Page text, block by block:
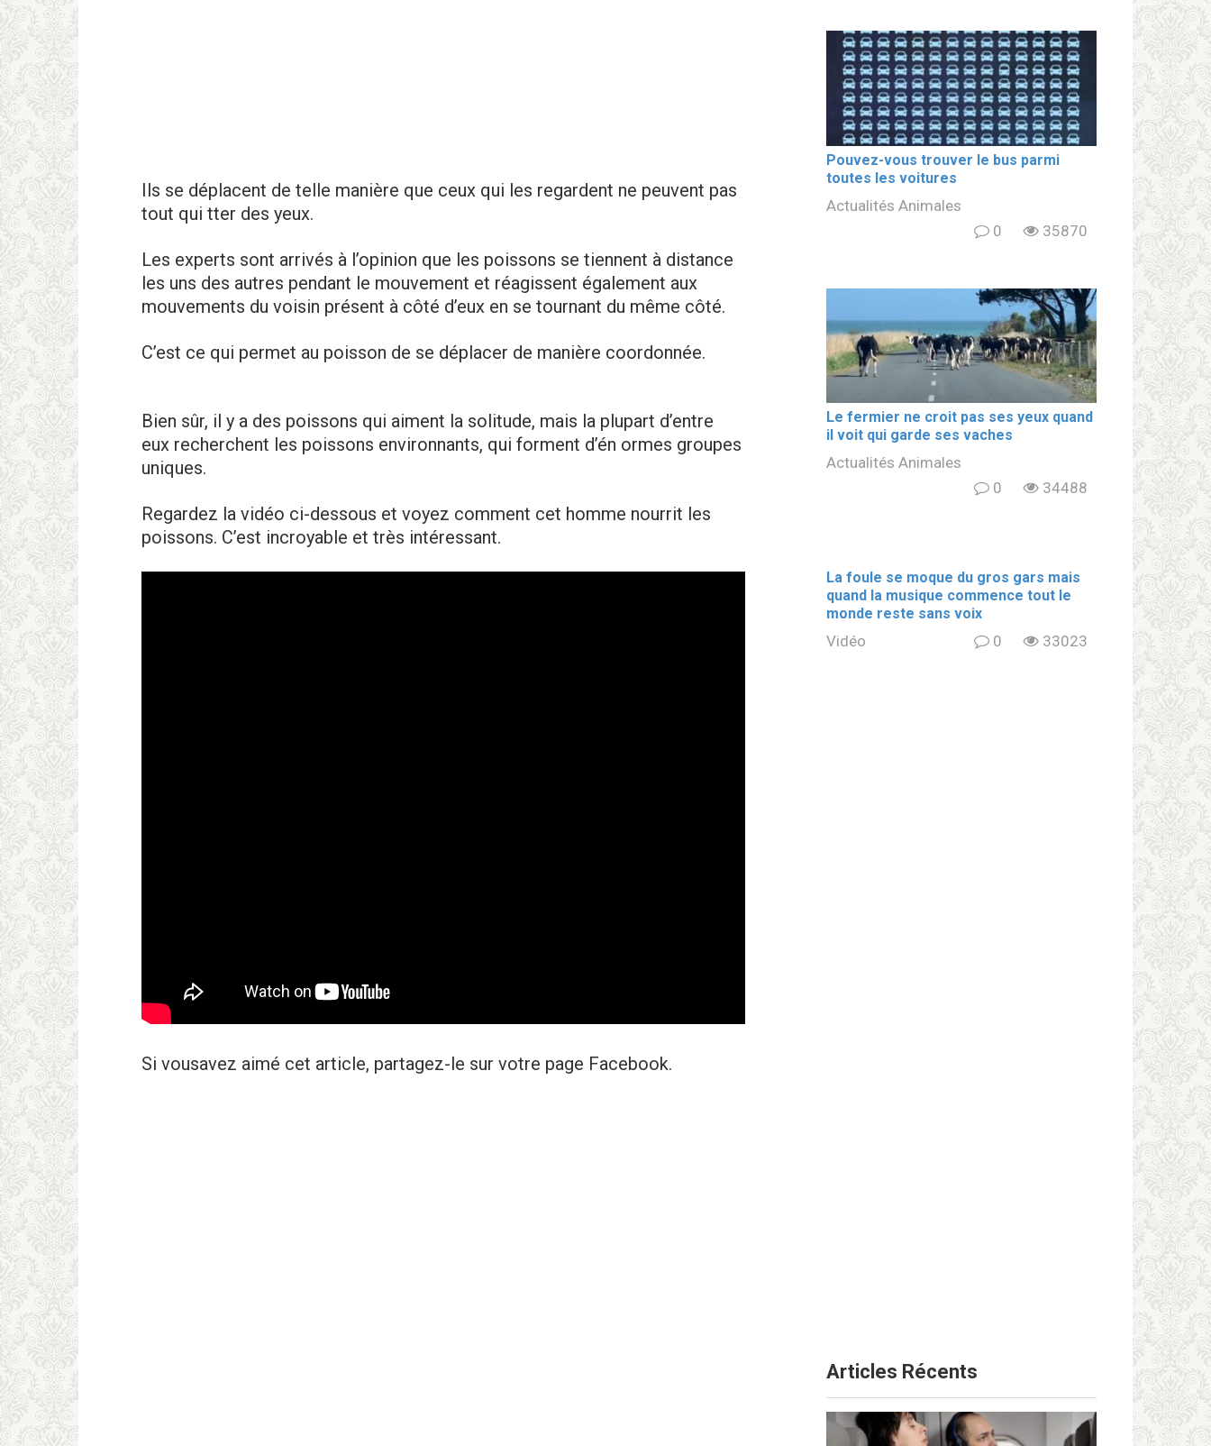
Ils se déplacent de telle manière que ceux qui les regardent ne peuvent pas
tout qui tter des yeux.
Les experts sont arrivés à l’opinion que les poissons se tiennent à distance
les uns des autres pendant le mouvement et réagissent également aux
mouvements du voisin présent à côté d’eux en se tournant du même côté.
C’est ce qui permet au poisson de se déplacer de manière coordonnée.
Bien sûr, il y a des poissons qui aiment la solitude, mais la plupart d’entre
eux recherchent les poissons environnants, qui forment d’én ormes groupes
uniques.
Regardez la vidéo ci-dessous et voyez comment cet homme nourrit les
poissons. C’est incroyable et très intéressant.
Si vousavez aimé cet article, partagez-le sur votre page Facebook.
Pouvez-vous trouver le bus parmi
toutes les voitures
Actualités Animales
0
35870
Le fermier ne croit pas ses yeux quand
il voit qui garde ses vaches
Actualités Animales
0
34488
La foule se moque du gros gars mais
quand la musique commence tout le
monde reste sans voix
Vidéo 0 33023
Articles Récents